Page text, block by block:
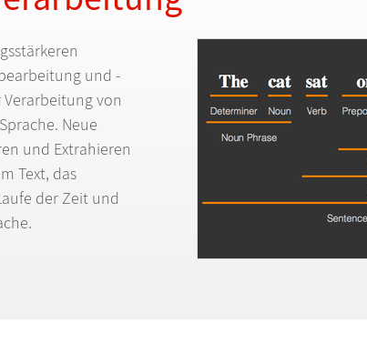
ärkeren
und -
Verarbeitung von
Neue
und Extrahieren
Text, das
der Zeit und